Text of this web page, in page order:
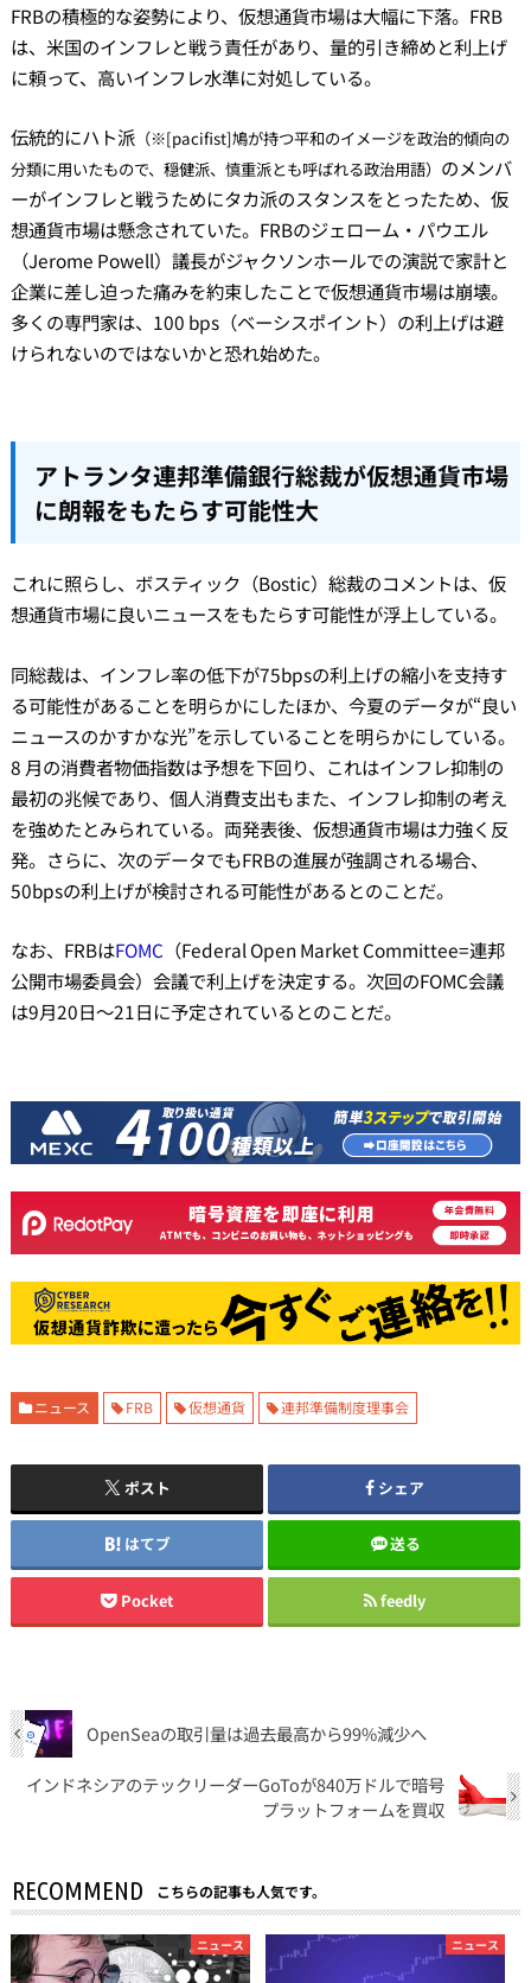
FRBの積極的な姿勢により、仮想通貨市場は大幅に下落。FRB
は、米国のインフレと戦う責任があり、量的引き締めと利上げ
に頼って、高いインフレ水準に対処している。
伝統的にハト派（※[pacifist]鳩が持つ平和のイメージを政治的傾向の
分類に用いたもので、穏健派、慎重派とも呼ばれる政治用語） のメンバ
ーがインフレと戦うためにタカ派のスタンスをとったため、仮
想通貨市場は懸念されていた。FRBのジェローム・パウエル
（Jerome Powell）議長がジャクソンホールでの演説で家計と
企業に差し迫った痛みを約束したことで仮想通貨市場は崩壊。
多くの専門家は、100 bps（ベーシスポイント）の利上げは避
けられないのではないかと恐れ始めた。
アトランタ連邦準備銀行総裁が仮想通貨市場
に朗報をもたらす可能性大
これに照らし、ボスティック（Bostic）総裁のコメントは、仮
想通貨市場に良いニュースをもたらす可能性が浮上している。
同総裁は、インフレ率の低下が75bpsの利上げの縮小を支持す
る可能性があることを明らかにしたほか、今夏のデータが“良い
ニュースのかすかな光”を示していることを明らかにしている。
8 月の消費者物価指数は予想を下回り、これはインフレ抑制の
最初の兆候であり、個人消費支出もまた、インフレ抑制の考え
を強めたとみられている。両発表後、仮想通貨市場は力強く反
発。さらに、次のデータでもFRBの進展が強調される場合、
50bpsの利上げが検討される可能性があるとのことだ。
なお、FRBはFOMC （Federal Open Market Committee=連邦
公開市場委員会）会議で利上げを決定する。次回のFOMC会議
は9月20日～21日に予定されているとのことだ。
ニュース FRB 仮想通貨 連邦準備制度理事会
ポスト シェア
はてブ 送る
Pocket feedly
OpenSeaの取引量は過去最高から99%減少へ
インドネシアのテックリーダーGoToが840万ドルで暗号
プラットフォームを買収
RECOMMEND こちらの記事も人気です。
ニュース ニュース